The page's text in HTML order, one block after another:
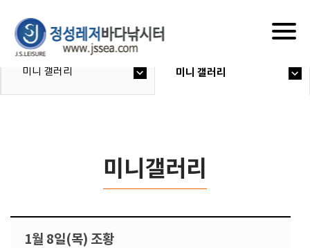
미니 갤러리 미니 갤러리
미니갤러리
1월 8일(목) 조황